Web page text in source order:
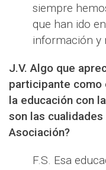
siempre
que han ido
información y
J.V. Algo que
participante
la educación con
son las
Asociación?
F.S. Esa